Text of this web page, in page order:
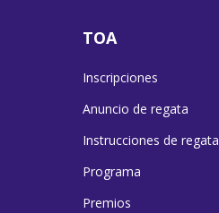
TOA
Inscripciones
Anuncio de regata
Instrucciones de regata
Programa
Premios